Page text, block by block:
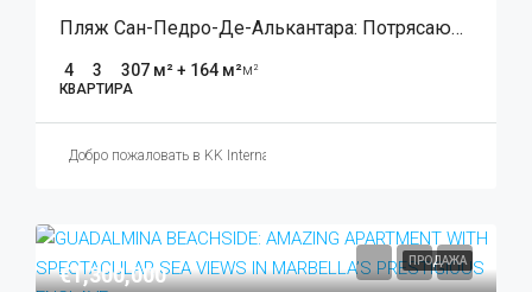
Пляж Сан-Педро-Де-Алькантара: Потрясающий Пентхаус
4 3 307 м² + 164 м²м²
КВАРТИРА
Добро пожаловать в KK International Estate
ПРОДАЖА
€1,300,000